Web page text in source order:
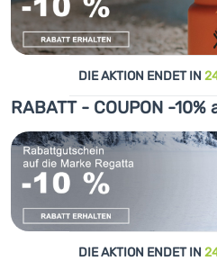
DIE AKTION ENDET IN
RABATT - COUPON -
DIE AKTION ENDET IN